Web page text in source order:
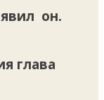
он.
глава